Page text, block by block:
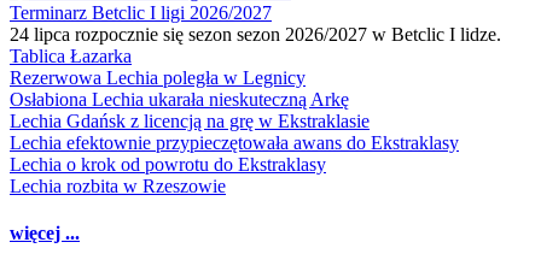
Terminarz Betclic I ligi 2026/2027
24 lipca rozpocznie się sezon sezon 2026/2027 w Betclic I lidze.
Tablica Łazarka
Rezerwowa Lechia poległa w Legnicy
Osłabiona Lechia ukarała nieskuteczną Arkę
Lechia Gdańsk z licencją na grę w Ekstraklasie
Lechia efektownie przypieczętowała awans do Ekstraklasy
Lechia o krok od powrotu do Ekstraklasy
Lechia rozbita w Rzeszowie
więcej ...